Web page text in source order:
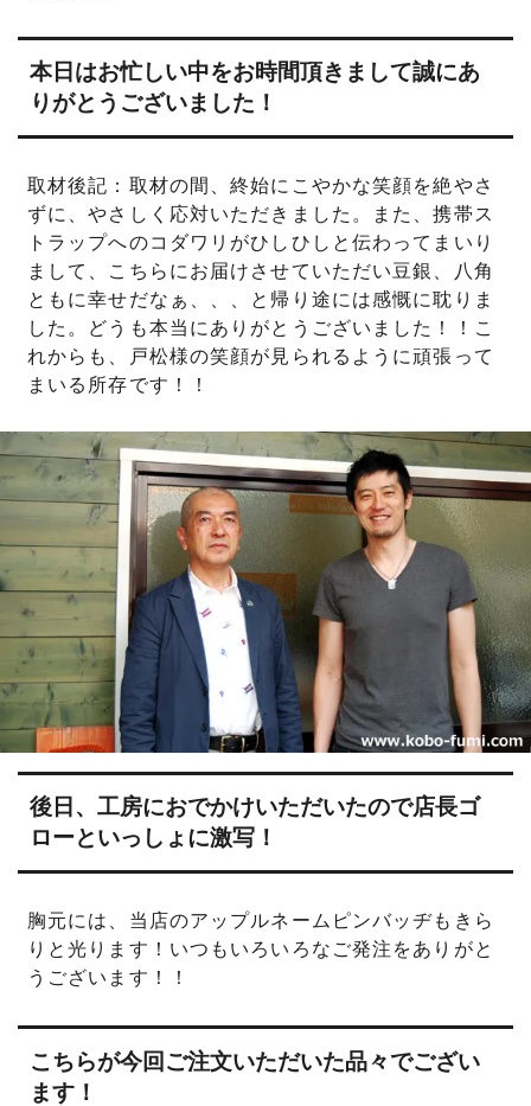
本日はお忙しい中をお時間頂きまして誠にあ
りがとうございました！
取材後記：取材の間、終始にこやかな笑顔を絶やさ
ずに、やさしく応対いただきました。また、携帯ス
トラップへのコダワリがひしひしと伝わってまいり
まして、こちらにお届けさせていただい豆銀、八角
ともに幸せだなぁ、、、と帰り途には感慨に耽りま
した。どうも本当にありがとうございました！！こ
れからも、戸松様の笑顔が見られるように頑張って
まいる所存です！！
後日、工房におでかけいただいたので店長ゴ
ローといっしょに激写！
胸元には、当店のアップルネームピンバッヂもきら
りと光ります！いつもいろいろなご発注をありがと
うございます！！
こちらが今回ご注文いただいた品々でござい
ます！